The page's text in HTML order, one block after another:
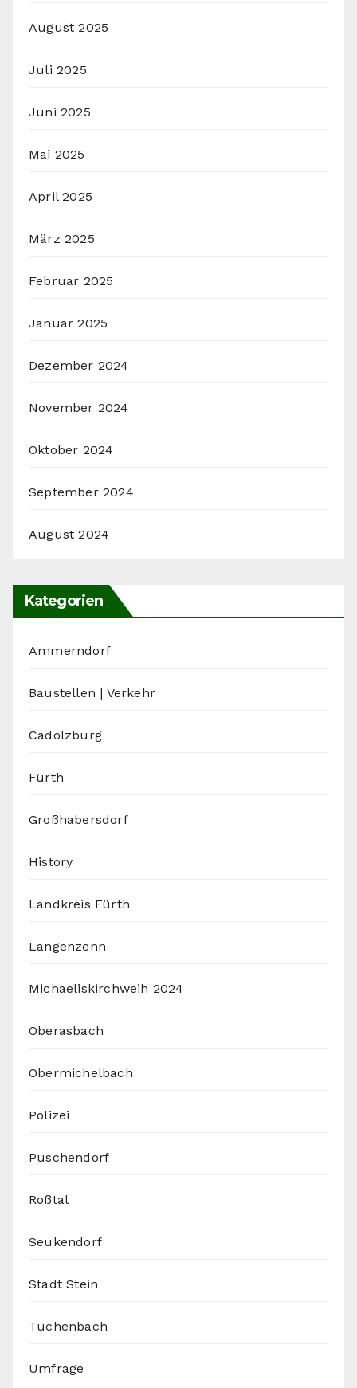
August 2025
Juli 2025
Juni 2025
Mai 2025
April 2025
März 2025
Februar 2025
Januar 2025
Dezember 2024
November 2024
Oktober 2024
September 2024
August 2024
Kategorien
Ammerndorf
Baustellen | Verkehr
Cadolzburg
Fürth
Großhabersdorf
History
Landkreis Fürth
Langenzenn
Michaeliskirchweih 2024
Oberasbach
Obermichelbach
Polizei
Puschendorf
Roßtal
Seukendorf
Stadt Stein
Tuchenbach
Umfrage